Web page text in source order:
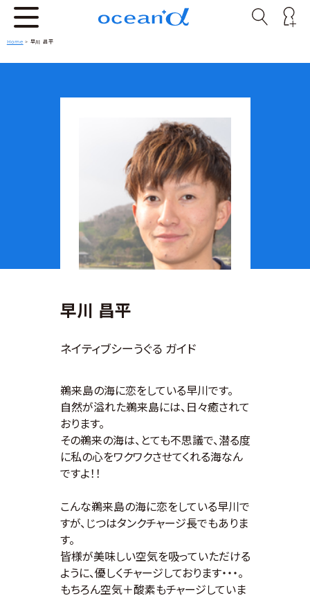
Home > 早川 昌平
早川 昌平
ネイティブシーうぐる ガイド
鵜来島の海に恋をしている早川です。
自然が溢れた鵜来島には、日々癒されて
おります。
その鵜来の海は、とても不思議で、潜る度
に私の心をワクワクさせてくれる海なん
ですよ！！
こんな鵜来島の海に恋をしている早川で
すが、じつはタンクチャージ長でもありま
す。
皆様が美味しい空気を吸っていただける
ように、優しくチャージしております・・・。
もちろん空気＋酸素もチャージしていま